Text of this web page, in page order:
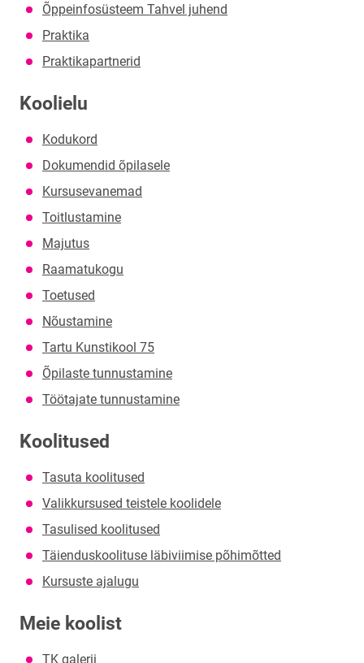
Õppeinfosüsteem Tahvel juhend
Praktika
Praktikapartnerid
Koolielu
Kodukord
Dokumendid õpilasele
Kursusevanemad
Toitlustamine
Majutus
Raamatukogu
Toetused
Nõustamine
Tartu Kunstikool 75
Õpilaste tunnustamine
Töötajate tunnustamine
Koolitused
Tasuta koolitused
Valikkursused teistele koolidele
Tasulised koolitused
Täienduskoolituse läbiviimise põhimõtted
Kursuste ajalugu
Meie koolist
TK galerii